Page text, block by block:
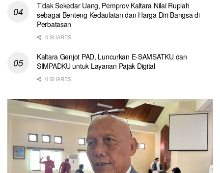
Tidak Sekedar Uang, Pemprov Kaltara Nilai Rupiah
sebagai Benteng Kedaulatan dan Harga Diri Bangsa di
Perbatasan
0 SHARES
Kaltara Genjot PAD, Luncurkan E-SAMSATKU dan
SIMPADKU untuk Layanan Pajak Digital
0 SHARES